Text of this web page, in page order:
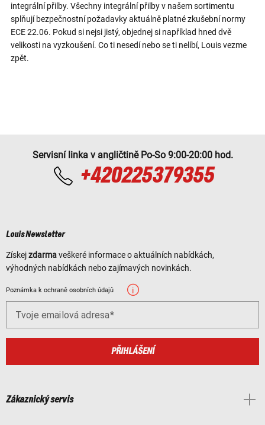
integrální přilby. Všechny integrální přilby v našem sortimentu
splňují bezpečnostní požadavky aktuálně platné zkušební normy
ECE 22.06. Pokud si nejsi jistý, objednej si například hned dvě
velikosti na vyzkoušení. Co ti nesedí nebo se ti nelíbí, Louis vezme
zpět.
Servisní linka v angličtině Po-So 9:00-20:00 hod.
+420225379355
Louis Newsletter
Získejzdarmaveškeré informace o aktuálních nabídkách,
výhodných nabídkách nebo zajímavých novinkách.
Poznámka k ochraně osobních údajů
Tvoje emailová adresa
PŘIHLÁŠENÍ
Zákaznický servis